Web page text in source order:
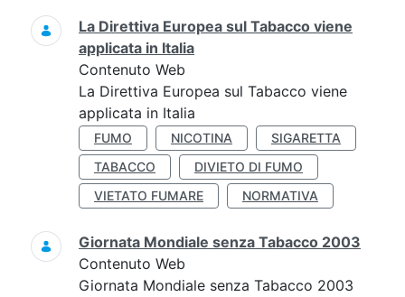
La Direttiva Europea sul Tabacco viene
applicata in Italia
Contenuto Web
La Direttiva Europea sul Tabacco viene
applicata in Italia
FUMO NICOTINA
SIGARETTA
TABACCO
DIVIETO DI FUMO
VIETATO FUMARE
NORMATIVA
Giornata Mondiale senza Tabacco 2003
Contenuto Web
Giornata Mondiale senza Tabacco 2003